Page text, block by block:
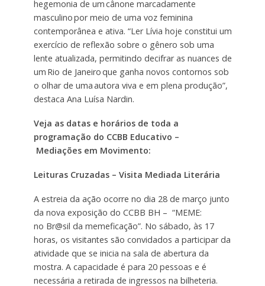
hegemonia de um cânone marcadamente
masculino por meio de uma voz feminina
contemporânea e ativa. “Ler Lívia hoje constitui um
exercício de reflexão sobre o gênero sob uma
lente atualizada, permitindo decifrar as nuances de
um Rio de Janeiro que ganha novos contornos sob
o olhar de uma autora viva e em plena produção”,
destaca Ana Luísa Nardin.
Veja as datas e horários de toda a
programação do CCBB Educativo –
Mediações em Movimento:
Leituras Cruzadas – Visita Mediada Literária
A estreia da ação ocorre no dia 28 de março junto
da nova exposição do CCBB BH – “MEME:
no Br@sil da memeficação”. No sábado, às 17
horas, os visitantes são convidados a participar da
atividade que se inicia na sala de abertura da
mostra. A capacidade é para 20 pessoas e é
necessária a retirada de ingressos na bilheteria.